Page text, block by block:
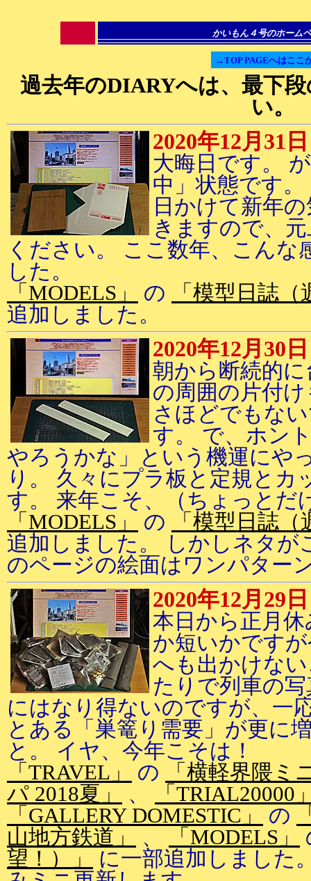
かいもん４号のホーム
→TOP PAGEへはここ
過去年のDIARYへは、最下
い。
2020年12月31日
大晦日です。
中」状態です
日かけて新年
きますので、
ください。 ここ数年、こん
した。
「MODELS」
の
「模型日誌
追加しました。
2020年12月30日
朝から断続的
の周囲の片付
さほどでもな
す。 で、ホン
やろうかな」という機運にや
り。 久々にプラ板と定規とカ
す。 来年こそ、（ちょっとだ
「MODELS」
の
「模型日誌
追加しました。 しかしネタが
のページの絵面はワンパター
2020年12月29日
本日から正月
か短いかです
へも出かけな
たりで列車の
にはなり得ないのですが、一
とある「巣篭り需要」が更に
と。 イヤ、今年こそは！
「TRAVEL」
の
「横軽界隈ミ
パ 2018夏」
、
「TRIAL20000
「GALLERY DOMESTIC」
の
山地方鉄道」
、 「MODELS」
望！）」
に一部追加しました